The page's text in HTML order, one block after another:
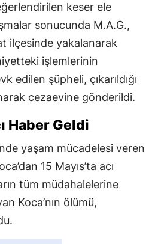
keser ele
sonucunda M.A.G.,
ilçesinde yakalanarak
işlemlerinin
edilen şüpheli, çıkarıldığı
cezaevine gönderildi.
Haber Geldi
yaşam mücadelesi veren
15 Mayıs’ta acı
tüm müdahalelerine
Koca’nın ölümü,